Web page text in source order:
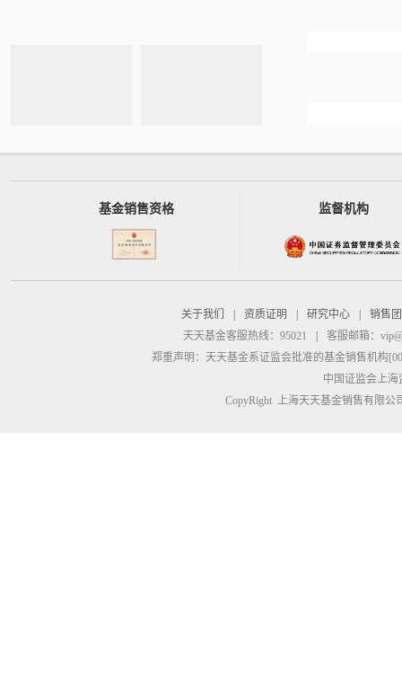
基金销售资格 监督机构
关于我们 资质证明 研究中心
销售
天天基金客服热线：95021
客服邮箱：
郑重声明： 天天基金系证监会批准的基金销售机构
中国证监会上
CopyRight 上海天天基金销售有限